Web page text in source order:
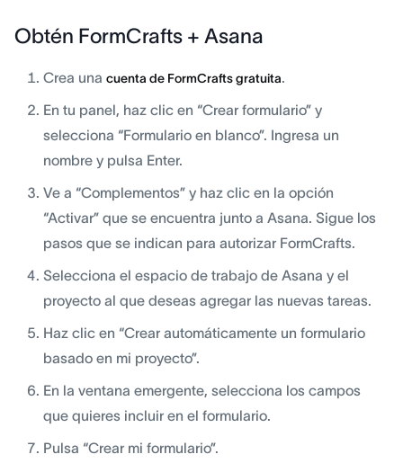
Obtén FormCrafts + Asana
Crea una cuenta de FormCrafts gratuita.
En tu panel, haz clic en “Crear formulario” y
selecciona “Formulario en blanco”. Ingresa un
nombre y pulsa Enter.
Ve a “Complementos” y haz clic en la opción
“Activar” que se encuentra junto a Asana. Sigue los
pasos que se indican para autorizar FormCrafts.
Selecciona el espacio de trabajo de Asana y el
proyecto al que deseas agregar las nuevas tareas.
Haz clic en “Crear automáticamente un formulario
basado en mi proyecto”.
En la ventana emergente, selecciona los campos
que quieres incluir en el formulario.
Pulsa “Crear mi formulario”.